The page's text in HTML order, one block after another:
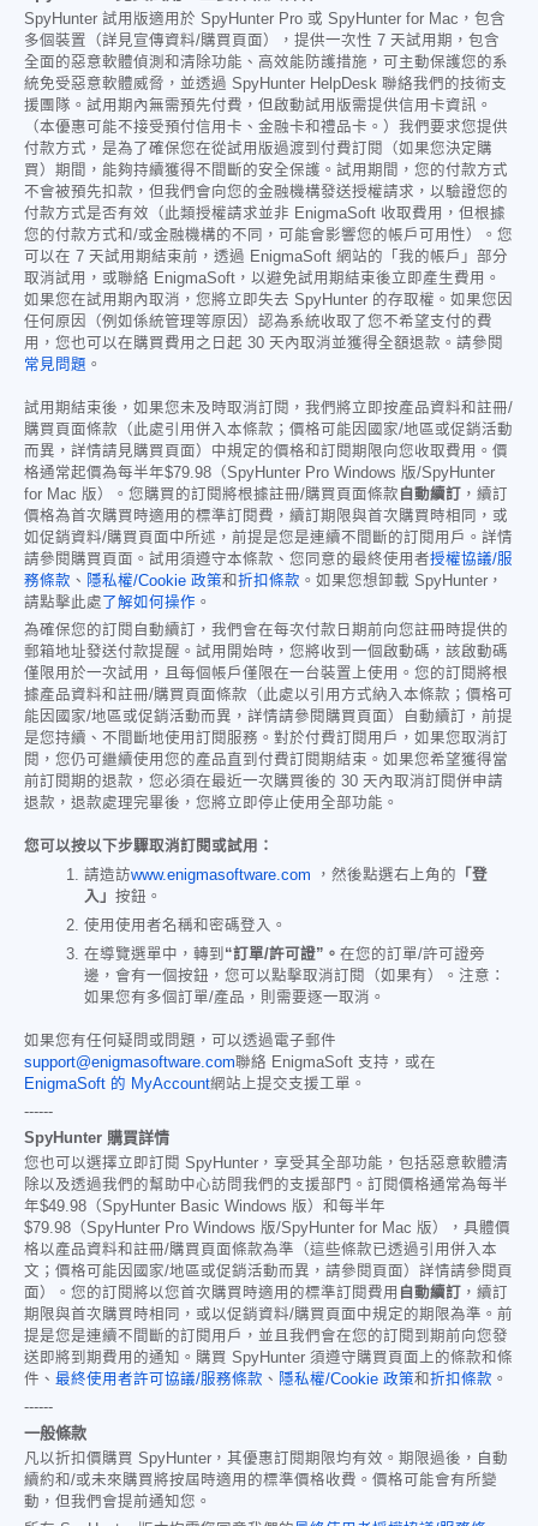
SpyHunter 試用版適用於 SpyHunter Pro 或 SpyHunter for Mac，包含
多個裝置（詳見宣傳資料/購買頁面），提供一次性 7 天試用期，包含
全面的惡意軟體偵測和清除功能、高效能防護措施，可主動保護您的系
統免受惡意軟體威脅，並透過 SpyHunter HelpDesk 聯絡我們的技術支
援團隊。試用期內無需預先付費，但啟動試用版需提供信用卡資訊。
（本優惠可能不接受預付信用卡、金融卡和禮品卡。）我們要求您提供
付款方式，是為了確保您在從試用版過渡到付費訂閱（如果您決定購
買）期間，能夠持續獲得不間斷的安全保護。試用期間，您的付款方式
不會被預先扣款，但我們會向您的金融機構發送授權請求，以驗證您的
付款方式是否有效（此類授權請求並非 EnigmaSoft 收取費用，但根據
您的付款方式和/或金融機構的不同，可能會影響您的帳戶可用性）。您
可以在 7 天試用期結束前，透過 EnigmaSoft 網站的「我的帳戶」部分
取消試用，或聯絡 EnigmaSoft，以避免試用期結束後立即產生費用。
如果您在試用期內取消，您將立即失去 SpyHunter 的存取權。如果您因
任何原因（例如係統管理等原因）認為系統收取了您不希望支付的費
用，您也可以在購買費用之日起 30 天內取消並獲得全額退款。請參閱
常見問題 。
試用期結束後，如果您未及時取消訂閱，我們將立即按產品資料和註冊/
購買頁面條款（此處引用併入本條款；價格可能因國家/地區或促銷活動
而異，詳情請見購買頁面）中規定的價格和訂閱期限向您收取費用。價
格通常起價為每半年$79.98 （SpyHunter Pro Windows 版/SpyHunter
for Mac 版）。您購買的訂閱將根據註冊/購買頁面條款 自動續訂 ，續訂
價格為首次購買時適用的標準訂閱費，續訂期限與首次購買時相同，或
如促銷資料/購買頁面中所述，前提是您是連續不間斷的訂閱用戶。詳情
請參閱購買頁面。試用須遵守本條款、您同意的最終使用者授權協議/服
務條款 、 隱私權/Cookie 政策和折扣條款 。如果您想卸載 SpyHunter，
請點擊此處了解如何操作 。
為確保您的訂閱自動續訂，我們會在每次付款日期前向您註冊時提供的
郵箱地址發送付款提醒。試用開始時，您將收到一個啟動碼，該啟動碼
僅限用於一次試用，且每個帳戶僅限在一台裝置上使用。您的訂閱將根
據產品資料和註冊/購買頁面條款（此處以引用方式納入本條款；價格可
能因國家/地區或促銷活動而異，詳情請參閱購買頁面）自動續訂，前提
是您持續、不間斷地使用訂閱服務。對於付費訂閱用戶，如果您取消訂
閱，您仍可繼續使用您的產品直到付費訂閱期結束。如果您希望獲得當
前訂閱期的退款，您必須在最近一次購買後的 30 天內取消訂閱併申請
退款，退款處理完畢後，您將立即停止使用全部功能。
您可以按以下步驟取消訂閱或試用：
請造訪www.enigmasoftware.com ，然後點選右上角的 「登
入」 按鈕。
使用使用者名稱和密碼登入。
在導覽選單中，轉到 “訂單/許可證”。 在您的訂單/許可證旁
邊，會有一個按鈕，您可以點擊取消訂閱（如果有）。注意：
如果您有多個訂單/產品，則需要逐一取消。
如果您有任何疑問或問題，可以透過電子郵件
support@enigmasoftware.com聯絡 EnigmaSoft 支持，或在
EnigmaSoft 的 MyAccount網站上提交支援工單。
------
SpyHunter 購買詳情
您也可以選擇立即訂閱 SpyHunter，享受其全部功能，包括惡意軟體清
除以及透過我們的幫助中心訪問我們的支援部門。訂閱價格通常為每半
年$49.98 （SpyHunter Basic Windows 版）和每半年
$79.98 （SpyHunter Pro Windows 版/SpyHunter for Mac 版），具體價
格以產品資料和註冊/購買頁面條款為準（這些條款已透過引用併入本
文；價格可能因國家/地區或促銷活動而異，請參閱頁面）詳情請參閱頁
面）。您的訂閱將以您首次購買時適用的標準訂閱費用 自動續訂
，續訂
期限與首次購買時相同，或以促銷資料/購買頁面中規定的期限為準。前
提是您是連續不間斷的訂閱用戶，並且我們會在您的訂閱到期前向您發
送即將到期費用的通知。購買 SpyHunter 須遵守購買頁面上的條款和條
件、 最終使用者許可協議/服務條款 、 隱私權/Cookie 政策和折扣條款 。
------
一般條款
凡以折扣價購買 SpyHunter，其優惠訂閱期限均有效。期限過後，自動
續約和/或未來購買將按屆時適用的標準價格收費。價格可能會有所變
動，但我們會提前通知您。